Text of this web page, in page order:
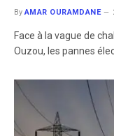
By AMAR OURAMDANE
​Face à la vague de
Ouzou, les pannes